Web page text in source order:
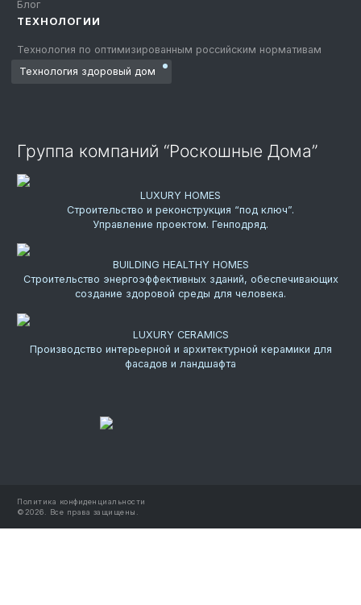
Блог
ТЕХНОЛОГИИ
Технология по оптимизированным российским нормативам
Технология здоровый дом
Группа компаний “Роскошные Дома”
LUXURY HOMES
Строительство и реконструкция “под ключ”.
Управление проектом. Генподряд.
BUILDING HEALTHY HOMES
Строительство энергоэффективных зданий, обеспечивающих
создание здоровой среды для человека.
LUXURY CERAMICS
Производство интерьерной и архитектурной керамики для
фасадов и ландшафта
Политика конфиденциальности
©2026. Все права защищены.